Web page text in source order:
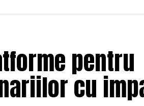
pentru
cu